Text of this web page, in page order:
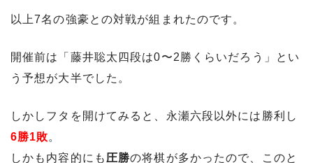
以上7名の強豪との対戦が組まれたのです。
開催前は「藤井聡太四段は0〜2勝くらいだろう」とい
う予想が大半でした。
しかしフタを開けてみると、永瀬六段以外には勝利し
6勝1敗。
しかも内容的にも 圧勝の将棋が多かったので、このと